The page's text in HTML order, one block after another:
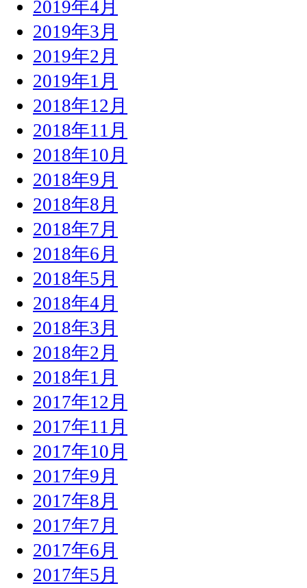
2019年4月
2019年3月
2019年2月
2019年1月
2018年12月
2018年11月
2018年10月
2018年9月
2018年8月
2018年7月
2018年6月
2018年5月
2018年4月
2018年3月
2018年2月
2018年1月
2017年12月
2017年11月
2017年10月
2017年9月
2017年8月
2017年7月
2017年6月
2017年5月